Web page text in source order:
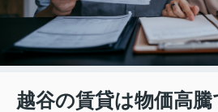
越谷の賃貸は物価高